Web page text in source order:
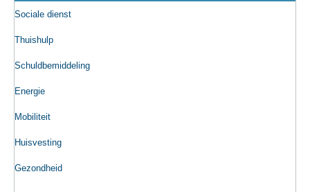
Sociale dienst
Thuishulp
Schuldbemiddeling
Energie
Mobiliteit
Huisvesting
Gezondheid